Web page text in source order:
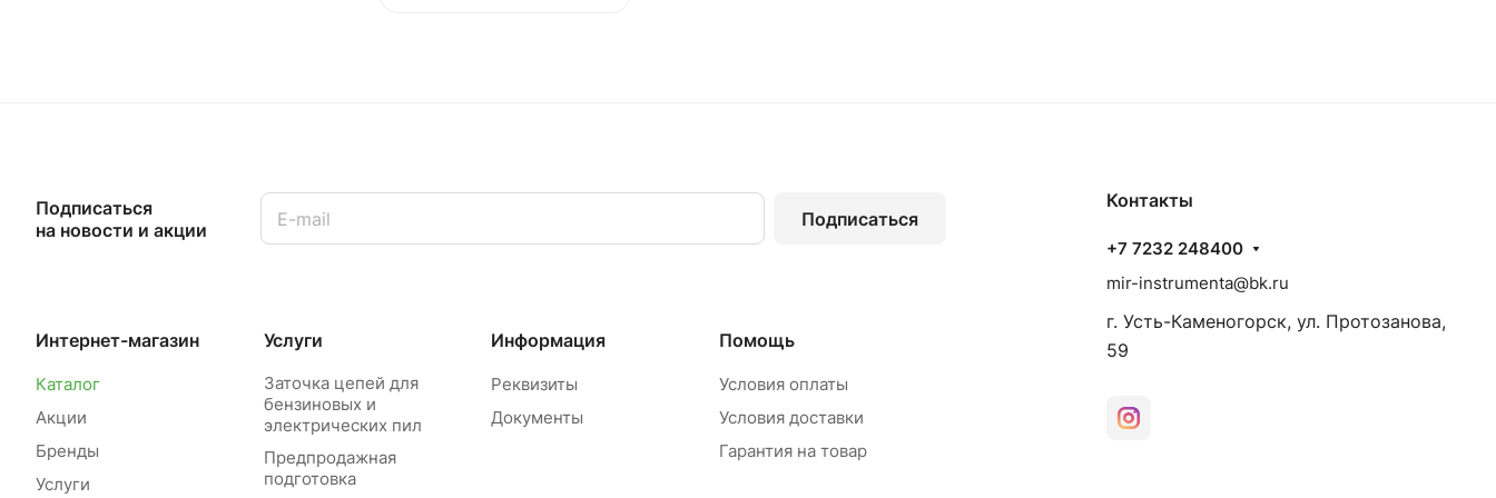
Подписаться
на новости и акции
Подписаться
Интернет-магазин
Каталог
Акции
Бренды
Услуги
Услуги
Заточка цепей для
бензиновых и
электрических пил
Предпродажная
подготовка
Информация
Реквизиты
Документы
Помощь
Условия оплаты
Условия доставки
Гарантия на товар
Контакты
+7 7232 248400
mir-instrumenta@bk.ru
г. Усть-Каменогорск, ул. Протозанова,
59